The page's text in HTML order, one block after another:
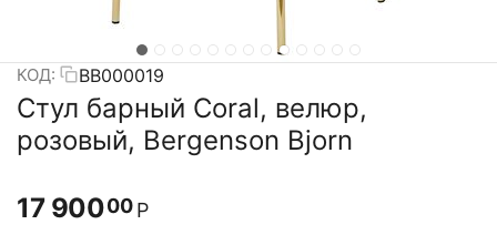
КОД: BB000019
Стул барный Coral, велюр,
розовый, Bergenson Bjorn
17 90000 Р